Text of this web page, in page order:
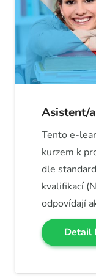
Asistent/
Tento e-
kurzem k
dle
kvalifikací
odpovídají
Detail